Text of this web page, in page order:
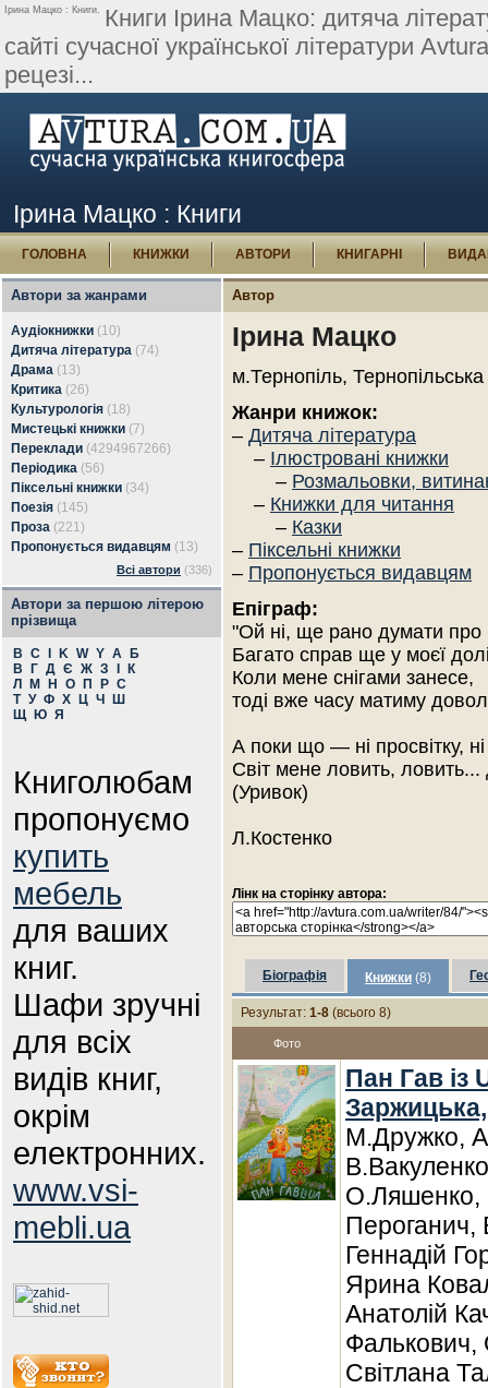
Ірина Мацко : Книги. Книги Ірина Мацко: дитяча
сайті сучасної української літератури
рецезі...
Ірина Мацко : Книги
ГОЛОВНА КНИЖКИ АВТОРИ КНИГАРНІ
Автори за жанрами
Аудіокнижки (10)
Дитяча література (74)
Драма (13)
Критика (26)
Культурологія (18)
Мистецькі книжки (7)
Переклади (4294967266)
Періодика (56)
Піксельні книжки (34)
Поезія (145)
Проза (221)
Пропонується видавцям (13)
Всі автори (336)
Автори за першою літерою
прізвища
B C K W Y А
Б
В
Г Д Є Ж З
К
Л
М Н О П Р С
Т У Ф Х Ц Ч
Ш
Щ
Ю Я
Книголюбам
пропонуємо
купить
мебель
для ваших
книг.
Шафи зручні
для всіх
видів книг,
окрім
електронних.
www.vsi-
mebli.ua
Автор
Ірина Мацко
м.Тернопіль,
Жанри книжок:
– Дитяча література
– Ілюстровані книжки
– Розмальовки,
– Книжки для читання
– Казки
– Піксельні книжки
– Пропонується видавцям
Епіграф:
"Ой ні, ще рано думати про
Багато справ ще у моєї
Коли мене снігами занесе,
тоді вже часу матиму
А поки що — ні просвітку,
Світ мене ловить, ловить...
(Уривок)
Л.Костенко
Лінк на сторінку автора:
Біографія Книжки (8)
Результат: 1-8 (всього 8)
Фото
Пан Гав із
М.Дружко,
О.Ляшенко,
Пероганич,
Геннадій
Ярина
Анатолій
Світлана